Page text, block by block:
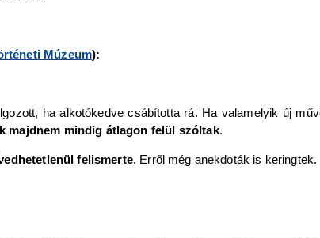
Múzeum):
ha alkotókedve csábította rá. Ha valamelyik új
majdnem mindig átlagon felül szóltak.
felismerte. Erről még anekdoták is keringtek.